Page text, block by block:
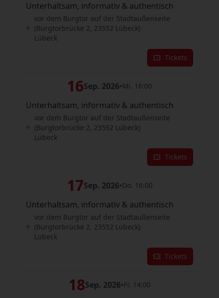
Unterhaltsam, informativ & authentisch
vor dem Burgtor auf der Stadtaußenseite
(Burgtorbrücke 2, 23552 Lübeck)
Lübeck
Tickets
16Sep. 2026•Mi. 16:00
Unterhaltsam, informativ & authentisch
vor dem Burgtor auf der Stadtaußenseite
(Burgtorbrücke 2, 23552 Lübeck)
Lübeck
Tickets
17Sep. 2026•Do. 16:00
Unterhaltsam, informativ & authentisch
vor dem Burgtor auf der Stadtaußenseite
(Burgtorbrücke 2, 23552 Lübeck)
Lübeck
Tickets
18Sep. 2026•Fr. 14:00